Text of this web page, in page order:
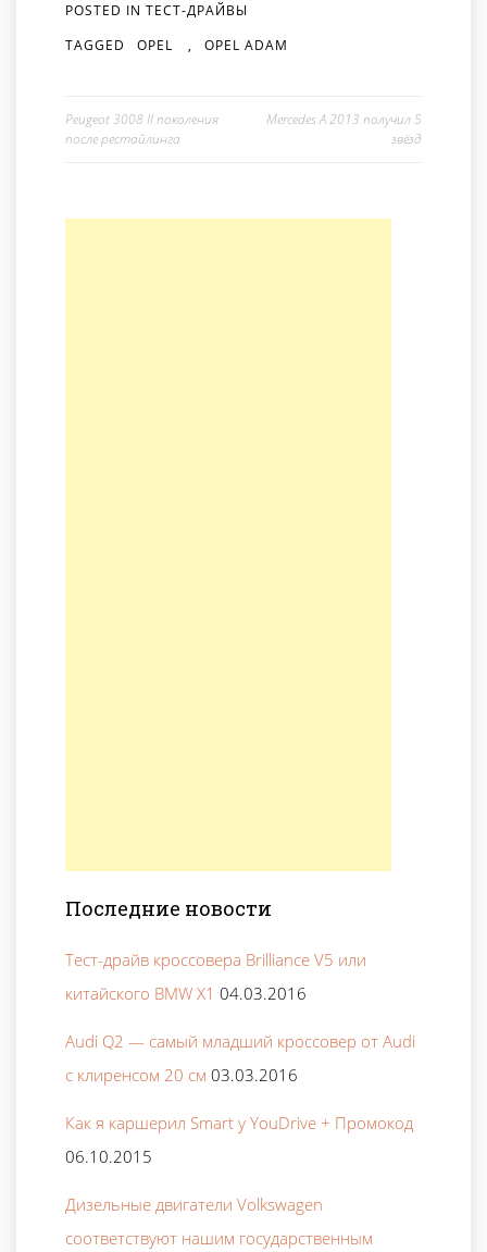
POSTED IN ТЕСТ-ДРАЙВЫ
TAGGED
OPEL , OPEL ADAM
Навигация по записям
Peugeot 3008 II поколения
после рестайлинга
Mercedes A 2013 получил 5
звёзд
Последние новости
Тест-драйв кроссовера Brilliance V5 или
китайского BMW X1 04.03.2016
Audi Q2 — самый младший кроссовер от Audi
с клиренсом 20 см 03.03.2016
Как я каршерил Smart у YouDrive + Промокод
06.10.2015
Дизельные двигатели Volkswagen
соответствуют нашим государственным